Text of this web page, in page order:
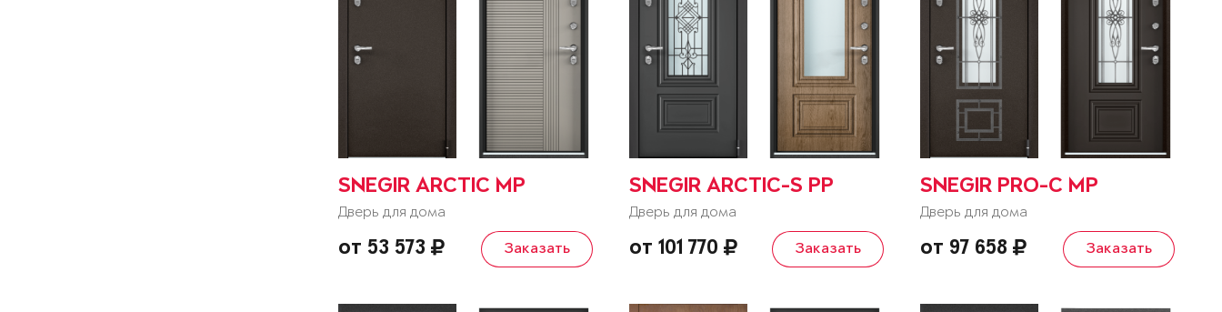
SNEGIR ARCTIC MP
Дверь для дома
от 53 573 Заказать
SNEGIR ARCTIC-S PP
Дверь для дома
от 101 770 Заказать
SNEGIR PRO-C MP
Дверь для дома
от 97 658 Заказать